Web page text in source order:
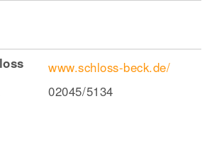
www.schloss-beck.de/
02045/5134